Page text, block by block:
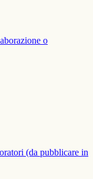
o
(da pubblicare in